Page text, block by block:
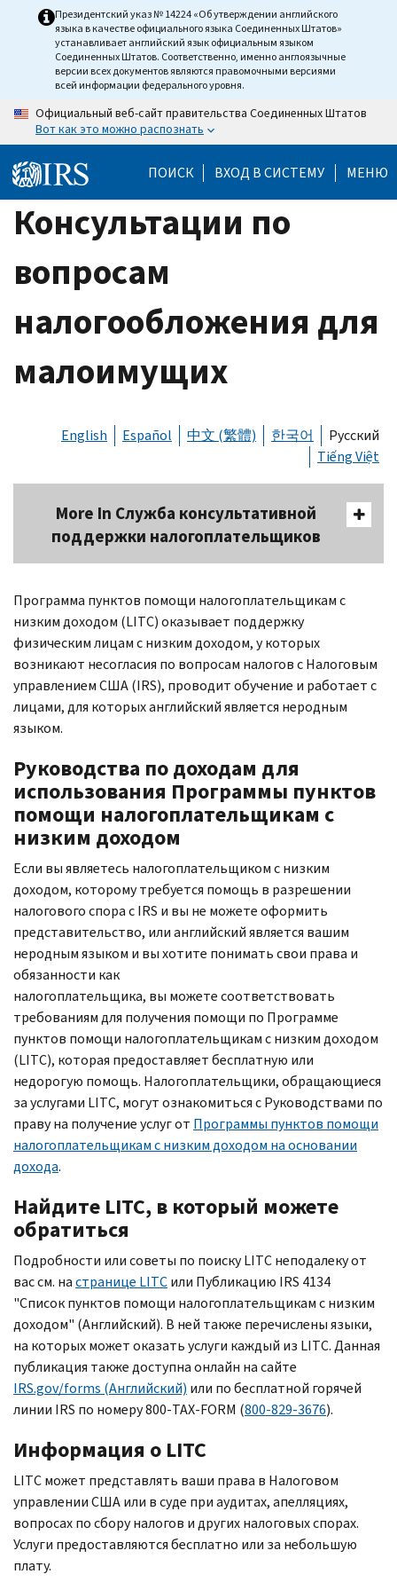
Президентский указ № 14224 «Об утверждении английского
языка в качестве официального языка Соединенных Штатов»
устанавливает английский язык официальным языком
Соединенных Штатов. Соответственно, именно англоязычные
версии всех документов являются правомочными версиями
всей информации федерального уровня.
Официальный веб-сайт правительства Соединенных Штатов
Вот как это можно распознать
ПОИСК ВХОД В СИСТЕМУ МЕНЮ
Консультации по
вопросам
налогообложения для
малоимущих
English Español 中文 (繁體) 한국어
Русский
Tiếng Việt
More In Служба консультативной
поддержки налогоплательщиков
Программа пунктов помощи налогоплательщикам с
низким доходом (LITC) оказывает поддержку
физическим лицам с низким доходом, у которых
возникают несогласия по вопросам налогов с Налоговым
управлением США (IRS), проводит обучение и работает с
лицами, для которых английский является неродным
языком.
Руководства по доходам для
использования Программы пунктов
помощи налогоплательщикам с
низким доходом
Если вы являетесь налогоплательщиком с низким
доходом, которому требуется помощь в разрешении
налогового спора сIRS и вы не можете оформить
представительство, или английский является вашим
неродным языком и вы хотите понимать свои права и
обязанности как
налогоплательщика, вы можете соответствовать
требованиям для получения помощи по Программе
пунктов помощи налогоплательщикам с низким доходом
(LITC), которая предоставляет бесплатную или
недорогую помощь. Налогоплательщики, обращающиеся
за услугами LITC, могут ознакомиться с Руководствами по
праву на получение услуг от Программы пунктов помощи
налогоплательщикам с низким доходом на основании
дохода.
Найдите LITC, в который можете
обратиться
Подробности или советы по поискуLITCнеподалеку от
вас см. настранице LITCили Публикацию IRS 4134
"Список пунктов помощи налогоплательщикам с низким
доходом" (Английский). В ней также перечислены языки,
на которых может оказать услуги каждый из LITC.Данная
публикация также доступна онлайн на сайте
IRS.gov/forms (Английский) или по бесплатной горячей
линии IRS по номеру 800-TAX-FORM (800-829-3676).
Информация о LITC
LITCможет представлять ваши права в Налоговом
управлении США или в суде при аудитах, апелляциях,
вопросах по сбору налогов и других налоговых спорах.
Услуги предоставляются бесплатно или за небольшую
плату.